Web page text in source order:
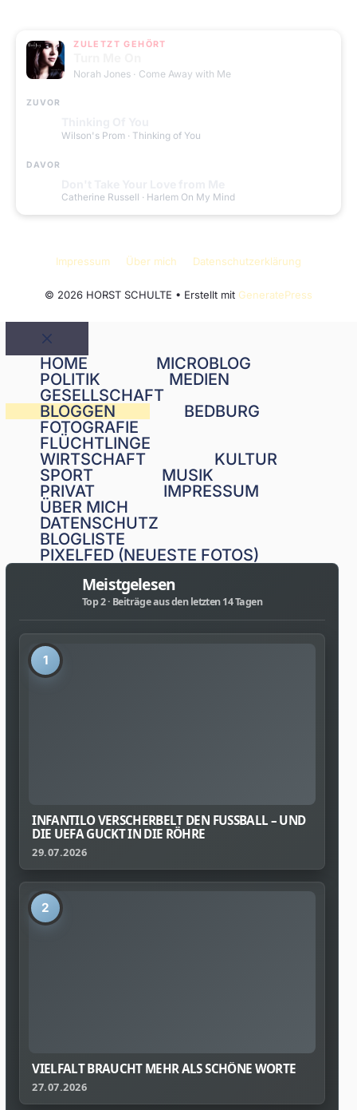
ZULETZT GEHÖRT
Norah Jones · Come Away with Me
ZUVOR
Wilson's Prom · Thinking of You
DAVOR
Catherine Russell · Harlem On My Mind
Impressum Über mich Datenschutzerklärung
© 2026 HORST SCHULTE • Erstellt mit GeneratePress
Schließen
HOME
MICROBLOG
POLITIK
MEDIEN
GESELLSCHAFT
BLOGGEN
BEDBURG
FOTOGRAFIE
FLÜCHTLINGE
WIRTSCHAFT
KULTUR
SPORT
MUSIK
PRIVAT
IMPRESSUM
ÜBER MICH
DATENSCHUTZ
BLOGLISTE
PIXELFED (NEUESTE FOTOS)
Meistgelesen
Top 2 · Beiträge aus den letzten 14 Tagen
1
INFANTILO VERSCHERBELT DEN FUSSBALL – UND D
IE UEFA GUCKT IN DIE RÖHRE
29.07.2026
2
VIELFALT BRAUCHT MEHR ALS SCHÖNE WORTE
27.07.2026